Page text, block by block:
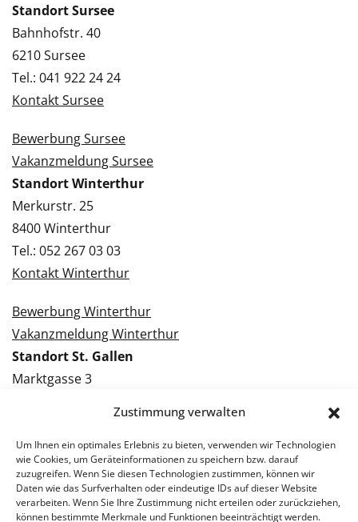
Zustimmung verwalten
Um Ihnen ein optimales Erlebnis zu bieten, verwenden wir Technologien
wie Cookies, um Geräteinformationen zu speichern bzw. darauf
zuzugreifen. Wenn Sie diesen Technologien zustimmen, können wir
Daten wie das Surfverhalten oder eindeutige IDs auf dieser Website
verarbeiten. Wenn Sie Ihre Zustimmung nicht erteilen oder zurückziehen,
können bestimmte Merkmale und Funktionen beeinträchtigt werden.
Standort Sursee
Bahnhofstr. 40
6210 Sursee
Tel.: 041 922 24 24
Kontakt Sursee
Bewerbung Sursee
Vakanzmeldung Sursee
Standort Winterthur
Merkurstr. 25
8400 Winterthur
Tel.: 052 267 03 03
Kontakt Winterthur
Bewerbung Winterthur
Vakanzmeldung Winterthur
Standort St. Gallen
Marktgasse 3
Kontakt St. Gallen
Bewerbung St. Gallen
Vakanzmeldung St. Gallen